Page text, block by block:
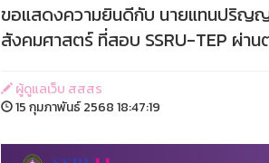
ขอแสดงความยินดีกับ นายแทนปริญ
สังคมศาสตร์ ที่สอบ SSRU-TEP ผ่า
ผู้ดูแลเว็บ สสสร
15 กุมภาพันธ์ 2568 18:47:19